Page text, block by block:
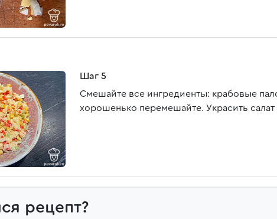
Шаг 5
Смешайте все ингредиенты: крабовые
хорошенько перемешайте. Украсить
рецепт?